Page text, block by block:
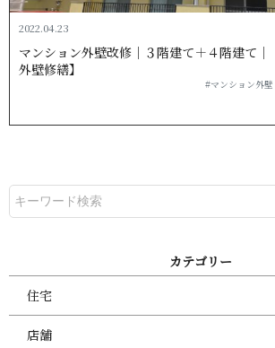
2022.04.23
マンション外壁改修｜３階建て＋４階建て｜
外 壁 修 繕 】
#マンション外壁
カ テ ゴ リ ー
住宅
店舗